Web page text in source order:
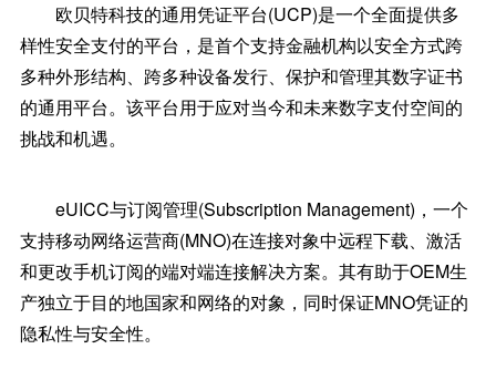
欧贝特科技的通用凭证平台(UCP)是一个全面提供多
样性安全支付的平台，是首个支持金融机构以安全方式跨
多种外形结构、跨多种设备发行、保护和管理其数字证书
的通用平台。该平台用于应对当今和未来数字支付空间的
挑战和机遇。
eUICC与订阅管理(Subscription Management)，一个
支持移动网络运营商(MNO)在连接对象中远程下载、激活
和更改手机订阅的端对端连接解决方案。其有助于OEM生
产独立于目的地国家和网络的对象，同时保证MNO凭证的
隐私性与安全性。